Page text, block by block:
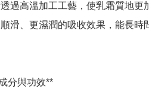
過高溫加工工藝，使乳霜質地更
滑、更濕潤的吸收效果，能長時
分與功效**